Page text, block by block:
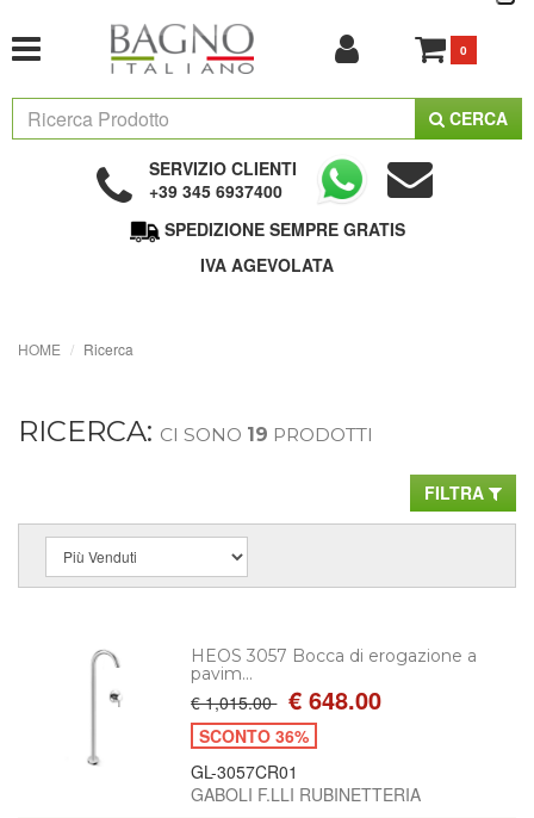
0
CERCA
SERVIZIO CLIENTI
+39 345 6937400
SPEDIZIONE SEMPRE GRATIS
IVA AGEVOLATA
HOME Ricerca
RICERCA: CI SONO 19 PRODOTTI
FILTRA
HEOS 3057 Bocca di erogazione a
pavim...
€ 1,015.00 € 648.00
SCONTO 36%
GL-3057CR01
GABOLI F.LLI RUBINETTERIA